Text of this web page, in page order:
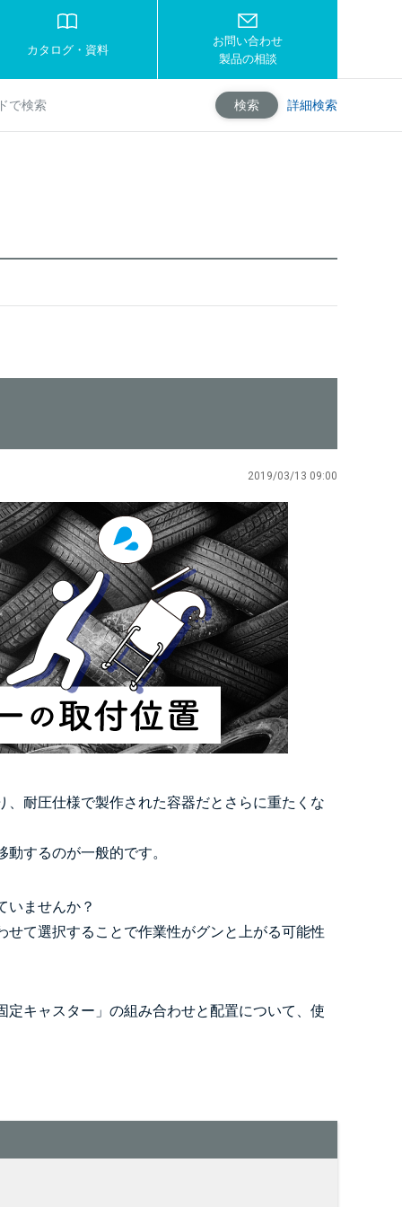
カタログ・資料
お問い合わせ
製品の相談
検索 詳細検索
2019/03/13 09:00
耐圧仕様で製作された容器だとさらに重たくな
するのが一般的です。
いませんか？
て選択することで作業性がグンと上がる可能性
キャスター」の組み合わせと配置について、使